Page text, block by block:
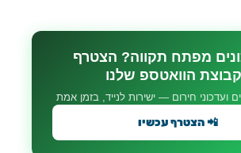
מפתח תקווה? הצטרף
הוואטספ שלנו
ועדכוני חירום — ישירות לנייד, בזמן אמת
📲 הצטרף עכשיו